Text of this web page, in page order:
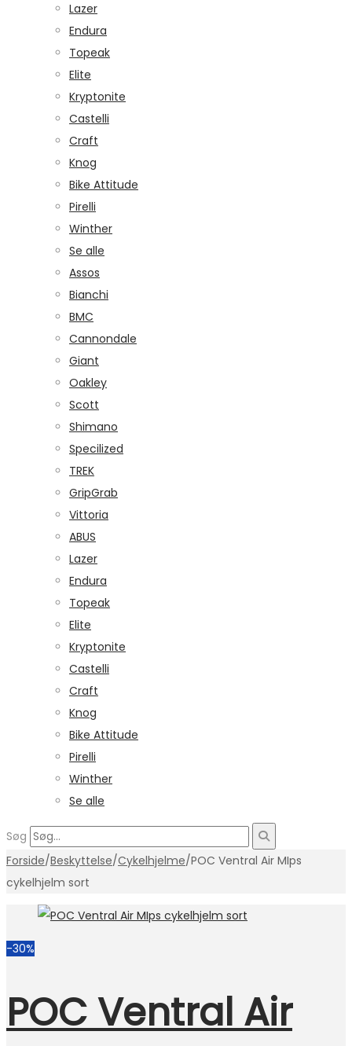
Lazer
Endura
Topeak
Elite
Kryptonite
Castelli
Craft
Knog
Bike Attitude
Pirelli
Winther
Se alle
Assos
Bianchi
BMC
Cannondale
Giant
Oakley
Scott
Shimano
Specilized
TREK
GripGrab
Vittoria
ABUS
Lazer
Endura
Topeak
Elite
Kryptonite
Castelli
Craft
Knog
Bike Attitude
Pirelli
Winther
Se alle
Søg
Forside/Beskyttelse/Cykelhjelme/POC Ventral Air MIps
cykelhjelm sort
-30%
POC Ventral Air